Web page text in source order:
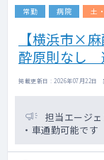
常勤 病院 土
【横浜市×
酔原則なし
掲載更新日 : 2026年07月22日
担当エージェ
・車通勤可能です